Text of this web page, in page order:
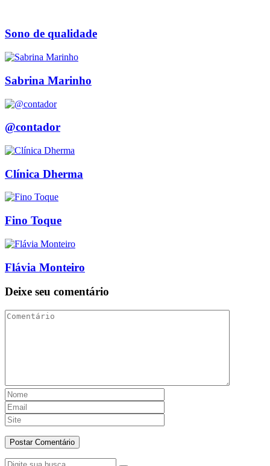
Sono de qualidade
Sabrina Marinho
@contador
Clínica Dherma
Fino Toque
Flávia Monteiro
Deixe seu comentário